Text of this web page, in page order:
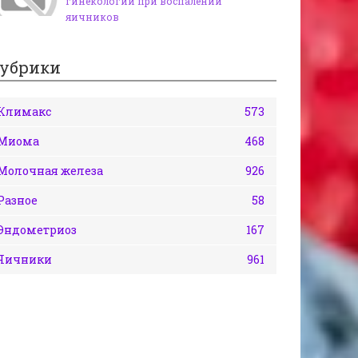
яичников
573
468
железа
926
58
167
961